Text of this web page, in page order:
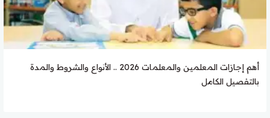
أهم إجازات المعلمين والمعلمات 2026 .. الأنواع والشروط والمدة
بالتفصيل الكامل